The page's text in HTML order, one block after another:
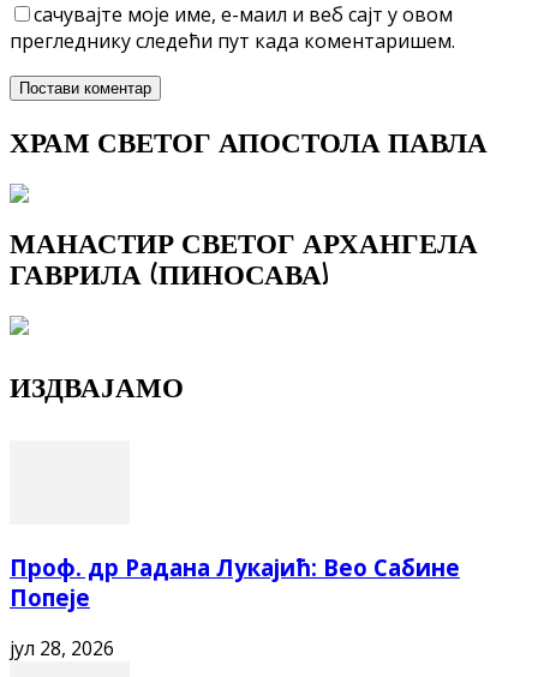
сачувајте моје име, е-маил и веб сајт у овом
прегледнику следећи пут када коментаришем.
ХРАМ СВЕТОГ АПОСТОЛА ПАВЛА
МАНАСТИР СВЕТОГ АРХАНГЕЛА
ГАВРИЛА (ПИНОСАВА)
ИЗДВАЈАМО
Проф. др Радана Лукајић: Вео Сабине
Попеје
јул 28, 2026